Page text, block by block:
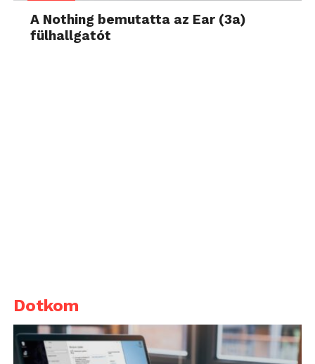
A Nothing bemutatta az Ear (3a)
fülhallgatót
Dotkom